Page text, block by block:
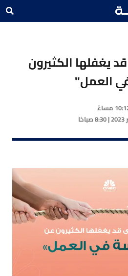
يغفلها الكثيرون
العمل"